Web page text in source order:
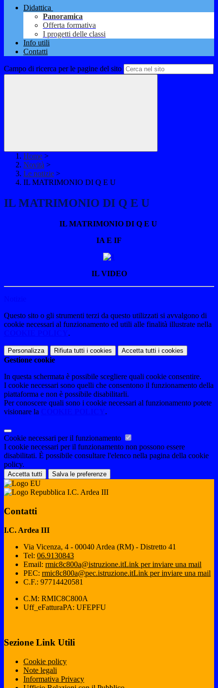
Didattica
Panoramica
Offerta formativa
I progetti delle classi
Info utili
Contatti
Campo di ricerca per le pagine del sito
Home >
Novità >
Le notizie >
IL MATRIMONIO DI Q E U
IL MATRIMONIO DI Q E U
IL MATRIMONIO DI Q E U
IA E IF
IL VIDEO
Questo sito o gli strumenti terzi da questo utilizzati si avvalgono di
cookie necessari al funzionamento ed utili alle finalità illustrate nella
.
Personalizza Rifiuta tutti i cookies Accetta tutti i cookies
Gestione cookie
In questa schermata è possibile scegliere quali cookie consentire.
I cookie necessari sono quelli che consentono il funzionamento della
piattaforma e non è possibile disabilitarli.
Per conoscere quali sono i cookie necessari al funzionamento potete
visionare la
.
Cookie necessari per il funzionamento
I cookie necessari per il funzionamento non possono essere
disabilitati. È possibile consultare l'elenco nella pagina della cookie
policy.
Accetta tutti Salva le preferenze
I.C. Ardea III
Contatti
I.C. Ardea III
Via Vicenza, 4 - 00040 Ardea (RM) - Distretto 41
Tel: 06.9130843
Email: rmic8c800a@istruzione.itLink per inviare una mail
PEC: rmic8c800a@pec.istruzione.itLink per inviare una mail
C.F.: 97714420581
C.M: RMIC8C800A
Uff_eFatturaPA: UFEPFU
Sezione Link Utili
Cookie policy
Note legali
Informativa Privacy